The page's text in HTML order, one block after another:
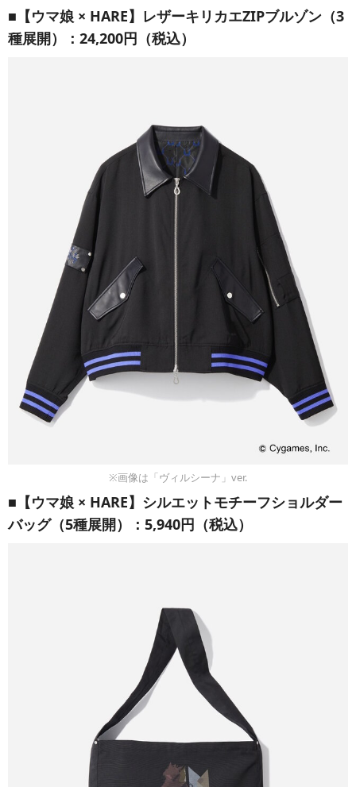
■【ウマ娘 × HARE】レザーキリカエZIPブルゾン（3
種展開）：24,200円（税込）
※画像は「ヴィルシーナ」ver.
■【ウマ娘 × HARE】シルエットモチーフショルダー
バッグ（5種展開）：5,940円（税込）